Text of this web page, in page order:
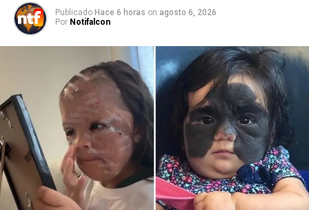
Publicado Hace 6 horas on agosto 6, 2026
Por Notifalcon